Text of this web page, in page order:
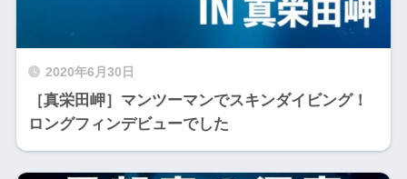
2020年6月30日
［真栄田岬］マンツーマンでスキンダイビング！
ロングフィンデビューでした